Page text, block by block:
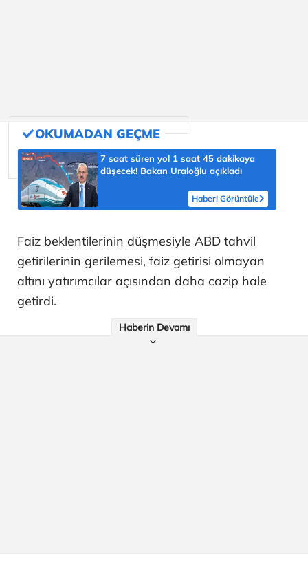
7 saat süren yol 1 saat 45 dakikaya
düşecek! Bakan Uraloğlu açıkladı
Haberi Görüntüle
Faiz beklentilerinin düşmesiyle ABD tahvil
getirilerinin gerilemesi, faiz getirisi olmayan
altını yatırımcılar açısından daha cazip hale
getirdi.
Haberin Devamı